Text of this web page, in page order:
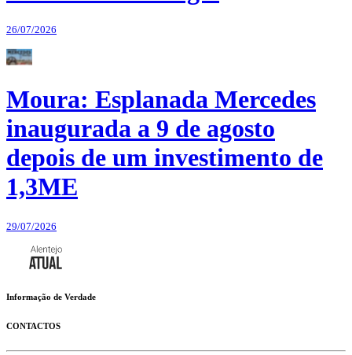
26/07/2026
Moura: Esplanada Mercedes
inaugurada a 9 de agosto
depois de um investimento de
1,3ME
29/07/2026
Informação de Verdade
CONTACTOS